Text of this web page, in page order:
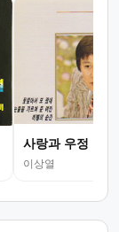
사랑과 우정
이상열